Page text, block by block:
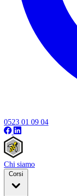
0523 01 09 04
Chi siamo
Corsi